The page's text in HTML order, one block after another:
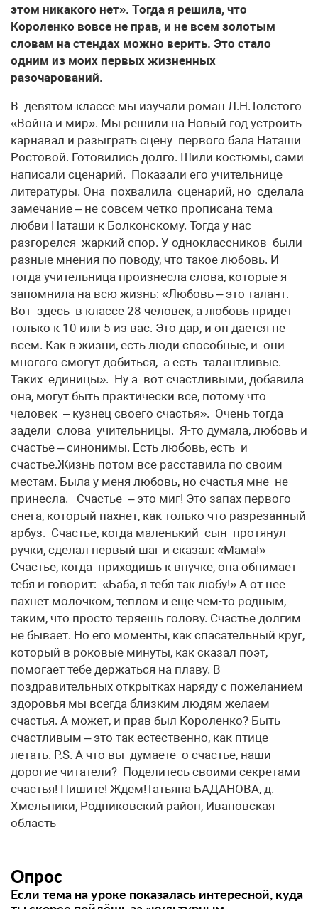
этом никакого нет». Тогда я решила, что
Короленко вовсе не прав, и не всем золотым
словам на стендах можно верить. Это стало
одним из моих первых жизненных
разочарований.
В девятом классе мы изучали роман Л.Н.Толстого
«Война и мир». Мы решили на Новый год устроить
карнавал и разыграть сцену первого бала Наташи
Ростовой. Готовились долго. Шили костюмы, сами
написали сценарий. Показали его учительнице
литературы. Она похвалила сценарий, но сделала
замечание – не совсем четко прописана тема
любви Наташи к Болконскому. Тогда у нас
разгорелся жаркий спор. У одноклассников были
разные мнения по поводу, что такое любовь. И
тогда учительница произнесла слова, которые я
запомнила на всю жизнь: «Любовь – это талант.
Вот здесь в классе 28 человек, а любовь придет
только к 10 или 5 из вас. Это дар, и он дается не
всем. Как в жизни, есть люди способные, и они
многого смогут добиться, а есть талантливые.
Таких единицы». Ну а вот счастливыми, добавила
она, могут быть практически все, потому что
человек – кузнец своего счастья». Очень тогда
задели слова учительницы. Я-то думала, любовь и
счастье – синонимы. Есть любовь, есть и
счастье.Жизнь потом все расставила по своим
местам. Была у меня любовь, но счастья мне не
принесла. Счастье – это миг! Это запах первого
снега, который пахнет, как только что разрезанный
арбуз. Счастье, когда маленький сын протянул
ручки, сделал первый шаг и сказал: «Мама!»
Счастье, когда приходишь к внучке, она обнимает
тебя и говорит: «Баба, я тебя так любу!» А от нее
пахнет молочком, теплом и еще чем-то родным,
таким, что просто теряешь голову. Счастье долгим
не бывает. Но его моменты, как спасательный круг,
который в роковые минуты, как сказал поэт,
помогает тебе держаться на плаву. В
поздравительных открытках наряду с пожеланием
здоровья мы всегда близким людям желаем
счастья. А может, и прав был Короленко? Быть
счастливым – это так естественно, как птице
летать. P.S. А что вы думаете о счастье, наши
дорогие читатели? Поделитесь своими секретами
счастья! Пишите! Ждем!Татьяна БАДАНОВА, д.
Хмельники, Родниковский район, Ивановская
область
Опрос
Если тема на уроке показалась интересной, куда